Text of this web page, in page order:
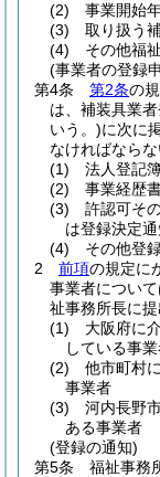
(2)
事業開始
(3)
取り扱う
(4)
その他福
(事業者の登録
第4条
第2条の
は、補装具業
いう。)に次に
なければならな
(1)
法人登記
(2)
事業経歴
(3)
許認可そ
は登録決定
(4)
その他登
2
前項の規定に
事業者につい
祉事務所長に提
(1)
大阪府に
している事
(2)
他市町村
事業者
(3)
河内長野
ある事業者
(登録の通知)
第5条
福祉事務